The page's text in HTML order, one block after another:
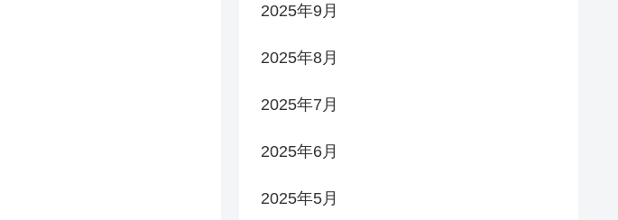
2025年9月
2025年8月
2025年7月
2025年6月
2025年5月